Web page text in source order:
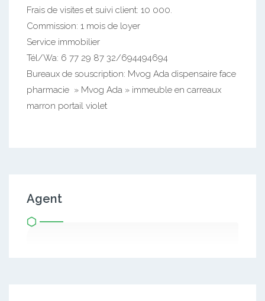
Frais de visites et suivi client: 10 000.
Commission: 1 mois de loyer
Service immobilier
Tél/Wa: 6 77 29 87 32/694494694
Bureaux de souscription: Mvog Ada dispensaire face
pharmacie » Mvog Ada » immeuble en carreaux
marron portail violet
Agent